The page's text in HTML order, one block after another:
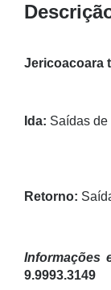
Jericoacoara
Ida: Saídas de
Retorno:
Informações
9.9993.3149